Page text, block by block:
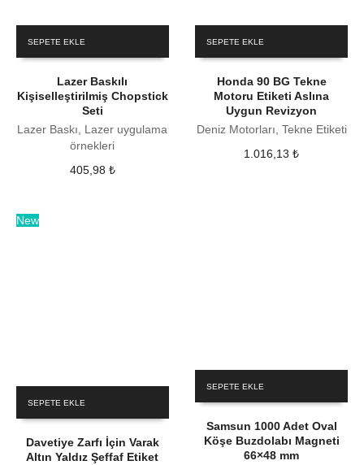
SEPETE EKLE
Lazer Baskılı
Kişiselleştirilmiş Chopstick
Seti
Lazer Baskı, Lazer uygulama
örnekleri
405,98 ₺
SEPETE EKLE
Honda 90 BG Tekne
Motoru Etiketi Aslına
Uygun Revizyon
Deniz Motorları, Tekne Etiketi
1.016,13₺
New
SEPETE EKLE
Davetiye Zarfı İçin Varak
Altın Yaldız Şeffaf Etiket
SEPETE EKLE
Samsun 1000 Adet Oval
Köşe Buzdolabı Magneti
66×48 mm